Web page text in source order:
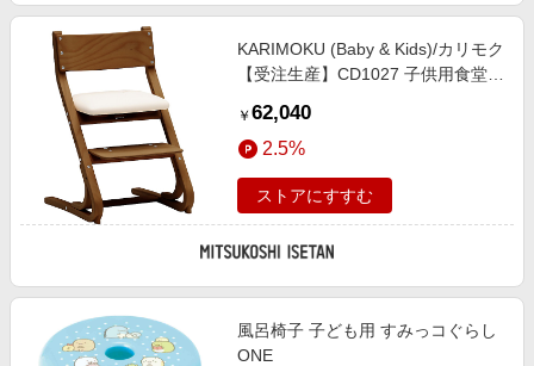
KARIMOKU (Baby & Kids)/カリモク
【受注生産】CD1027 子供用食堂椅
ボリー色 机・デスク【三越伊勢丹/
公式】
￥ 62,040
2.5%
ストアにすすむ
風呂椅子 子ども用 すみっコぐらし
ONE